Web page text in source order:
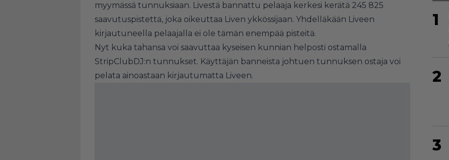
myymässä tunnuksiaan. Livestä bannattu pelaaja kerkesi kerätä 245 825
saavutuspistettä, joka oikeuttaa Liven ykkössijaan. Yhdelläkään Liveen
kirjautuneella pelaajalla ei ole tämän enempää pisteitä.
Nyt kuka tahansa voi saavuttaa kyseisen kunnian helposti ostamalla
StripClubDJ:n tunnukset. Käyttäjän banneista johtuen tunnuksen ostaja voi
pelata ainoastaan kirjautumatta Liveen.
1
2
3